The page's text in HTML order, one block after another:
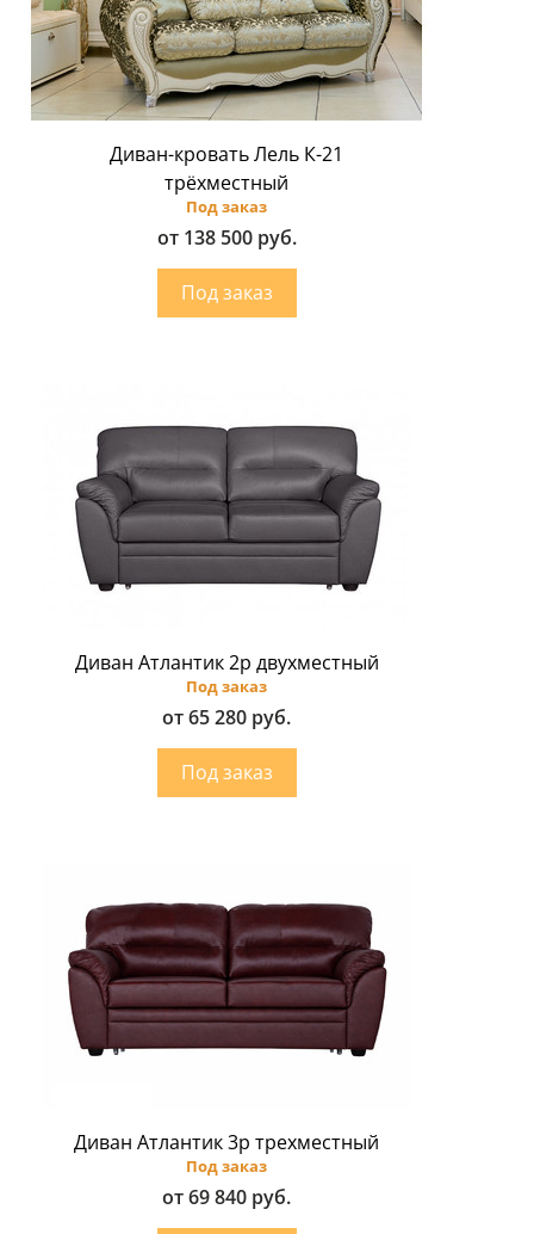
Диван-кровать Лель К-21
трёхместный
Под заказ
от 138 500 руб.
Диван Атлантик 2p двухместный
Под заказ
от 65 280 руб.
Диван Атлантик 3p трехместный
Под заказ
от 69 840 руб.